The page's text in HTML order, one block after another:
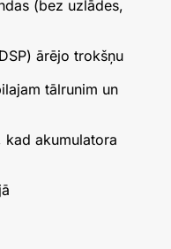
(bez uzlādes,
ārējo trokšņu
tālrunim un
kad akumulatora